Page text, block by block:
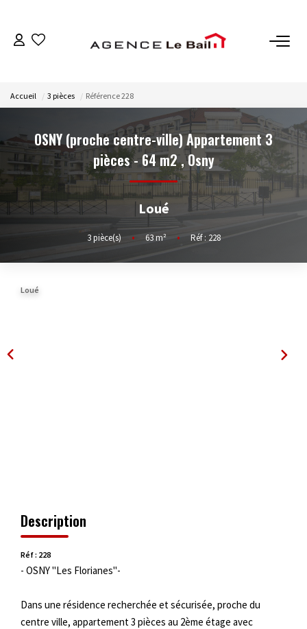
ESTIMATION
LOCATIONS
GESTION
Espace Propriétaire
Accueil 3 pièces Référence 228
OSNY (proche centre-ville) Appartement 3
pièces - 64 m2,Osny
Loué
3pièce(s) • 63m² • Réf : 228
Loué
Description
Réf : 228
- OSNY "Les Florianes"-
Dans une résidence recherchée et sécurisée, proche du
centre ville, appartement 3 pièces au 2ème étage avec